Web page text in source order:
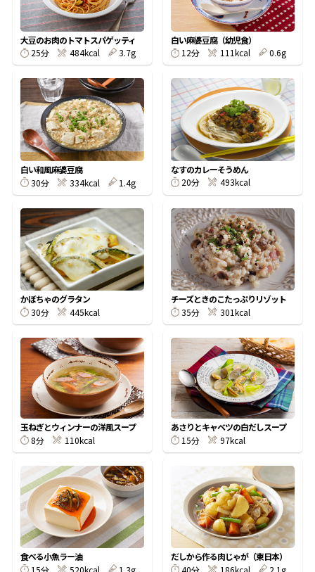
『踊り節』
鰹節屋の
だしパック
だし粉
商品情報一覧
新鮮一番
氷熟®︎
大豆のお肉のトマトスパゲッティ
25分
484kcal 3.7g
白い麻婆豆腐（幼児食）
12分
111kcal 0.6g
白い和風麻婆豆腐
30分
334kcal 1.4g
なすのカレーそうめん
20分
493kcal
かぼちゃのグラタン
30分
445kcal
チーズときのこたっぷりリゾット
35分
301kcal
玉ねぎとウィンナーの洋風スープ
8分
110kcal
あさりとキャベツの白だしスープ
15分
97kcal
食べる小魚ラー油
15分
520kcal 1.3g
だしから作る肉じゃが（東日本）
40分
186kcal 2.1g